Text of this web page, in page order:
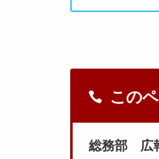
この
総務部 広